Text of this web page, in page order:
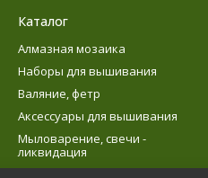
Каталог
Алмазная мозаика
Наборы для вышивания
Валяние, фетр
Аксессуары для вышивания
Мыловарение, свечи -
ликвидация